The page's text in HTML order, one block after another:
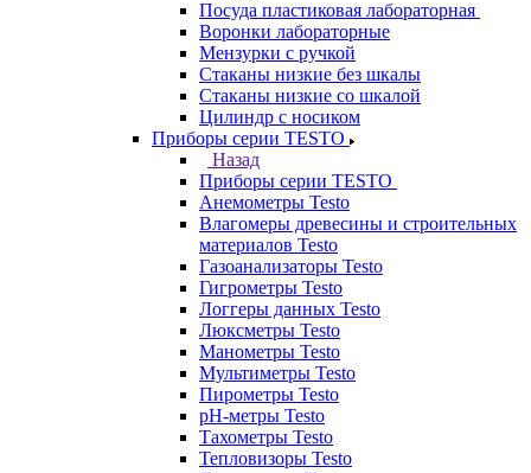
Посуда пластиковая лабораторная
Воронки лабораторные
Мензурки с ручкой
Стаканы низкие без шкалы
Стаканы низкие со шкалой
Цилиндр с носиком
Приборы серии TESTO
Назад
Приборы серии TESTO
Анемометры Testo
Влагомеры древесины и строительных
материалов Testo
Газоанализаторы Testo
Гигрометры Testo
Логгеры данных Testo
Люксметры Testo
Манометры Testo
Мультиметры Testo
Пирометры Testo
pH-метры Testo
Тахометры Testo
Тепловизоры Testo